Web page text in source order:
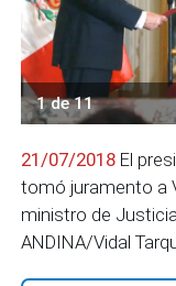
1 de 11
21/07/2018 El
tomó juramento a
ministro de
ANDINA/Vidal